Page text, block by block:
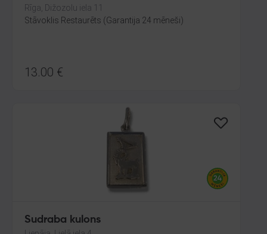
Rīga, Dižozolu iela 11
Stāvoklis Restaurēts (Garantija 24 mēneši)
13.00 €
Sudraba kulons